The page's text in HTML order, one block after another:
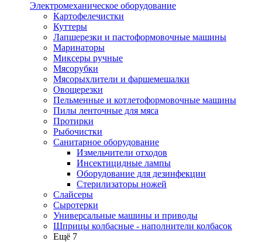
Электромеханическое оборудование
Картофелечистки
Куттеры
Лапшерезки и пастоформовочные машины
Маринаторы
Миксеры ручные
Мясорубки
Мясорыхлители и фаршемешалки
Овощерезки
Пельменные и котлетоформовочные машины
Пилы ленточные для мяса
Протирки
Рыбочистки
Санитарное оборудование
Измельчители отходов
Инсектицидные лампы
Оборудование для дезинфекции
Стерилизаторы ножей
Слайсеры
Сыротерки
Универсальные машины и приводы
Шприцы колбасные - наполнители колбасок
Ещё 7